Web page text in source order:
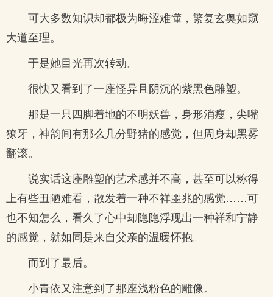
可大多数知识却都极为晦涩难懂，繁复玄奥如窥
大道至理。
于是她目光再次转动。
很快又看到了一座怪异且阴沉的紫黑色雕塑。
那是一只四脚着地的不明妖兽，身形消瘦，尖嘴
獠牙，神韵间有那么几分野猪的感觉，但周身却黑雾
翻滚。
说实话这座雕塑的艺术感并不高，甚至可以称得
上有些丑陋难看，散发着一种不祥噩兆的感觉……可
也不知怎么，看久了心中却隐隐浮现出一种祥和宁静
的感觉，就如同是来自父亲的温暖怀抱。
而到了最后。
小青依又注意到了那座浅粉色的雕像。